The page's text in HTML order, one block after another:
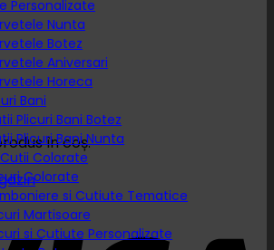
în coș.
Personalizate
Nunta
Botez
Aniversari
Horeca
Bani
Plicuri Bani Botez
Plicuri Bani Nunta
Colorate
Colorate
si Cutiute Tematice
Martisoare
si Cutiute Personalizate